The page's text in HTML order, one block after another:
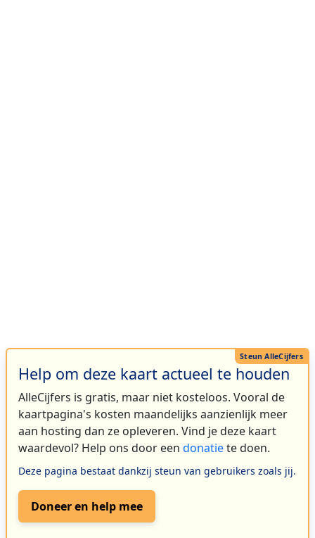
Help om deze kaart actueel te houden
AlleCijfers is gratis, maar niet kosteloos. Vooral de
kaartpagina's kosten maandelijks aanzienlijk meer
aan hosting dan ze opleveren. Vind je deze kaart
waardevol? Help ons door een donatiete doen.
Deze pagina bestaat dankzij steun van gebruikers zoals jij.
Doneer en help mee